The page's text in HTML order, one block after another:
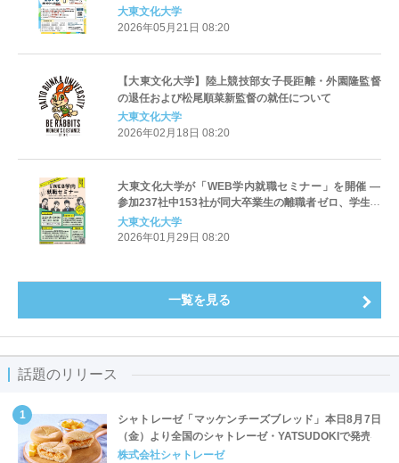
の115社が集結、納得のファーストキャリアに向けた
企業選びを支援
大東文化大学
2026年05月21日 08:20
【大東文化大学】陸上競技部女子長距離・外園隆監督
の退任および松尾順菜新監督の就任について
大東文化大学
2026年02月18日 08:20
大東文化大学が「WEB学内就職セミナー」を開催 ―
参加237社中153社が同大卒業生の離職者ゼロ、学生の
安心とファーストキャリアにこだわった就職支援【2月
2・3・5・6日】
大東文化大学
2026年01月29日 08:20
一覧を見る
話題のリリース
シャトレーゼ「マッケンチーズブレッド」本日8月7日
（金）より全国のシャトレーゼ・YATSUDOKIで発売
株式会社シャトレーゼ